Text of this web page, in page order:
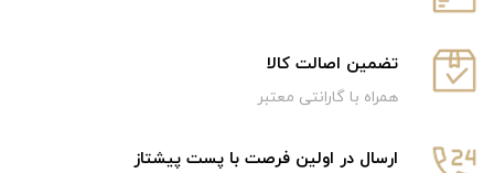
تضمین اصالت کالا
همراه با گارانتی معتبر
ارسال در اولین فرصت با پست پیشتاز